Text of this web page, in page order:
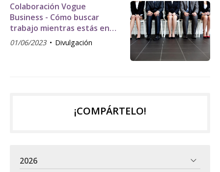
Colaboración Vogue
Business - Cómo buscar
trabajo mientras estás en
otro
01/06/2023 Divulgación
¡COMPÁRTELO!
2026